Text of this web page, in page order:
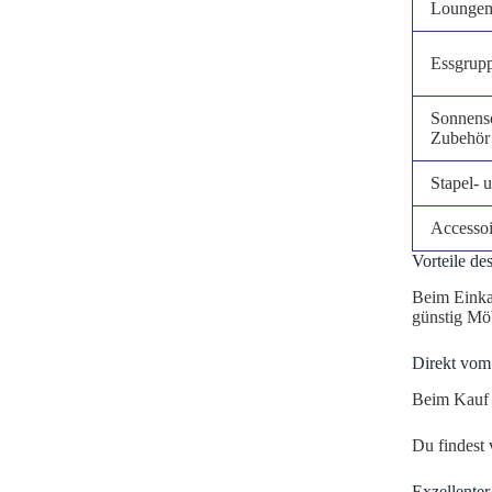
Zubehör
Stapel-
Vorteile
Beim
günstig
Direkt vom
Beim Kauf
Du findest